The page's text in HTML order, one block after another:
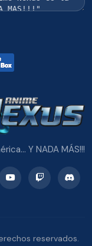
Y NADA MÁS!!!
reservados.